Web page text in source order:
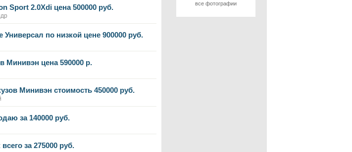
Sport 2.0Xdi цена 500000 руб.
Универсал по низкой цене 900000 руб.
Минивэн цена 590000 р.
Минивэн стоимость 450000 руб.
за 140000 руб.
за 275000 руб.
все фотографии